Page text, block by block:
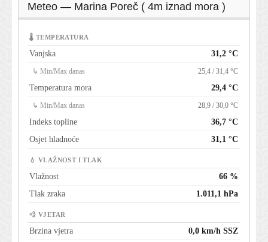
Meteo — Marina Poreč ( 4m iznad mora )
🌡 TEMPERATURA
Vanjska 31,2 °C
↳ Min/Max danas 25,4 / 31,4 °C
Temperatura mora 29,4 °C
↳ Min/Max danas 28,9 / 30,0 °C
Indeks topline
36,7 °C
Osjet hladnoće
31,1 °C
💧 VLAŽNOST I TLAK
Vlažnost
66 %
Tlak zraka
1.011,1 hPa
💨 VJETAR
Brzina vjetra 0,0 km/h SSZ